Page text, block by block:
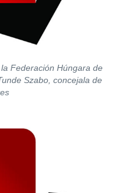
Federación Húngara de
Szabo, concejala de